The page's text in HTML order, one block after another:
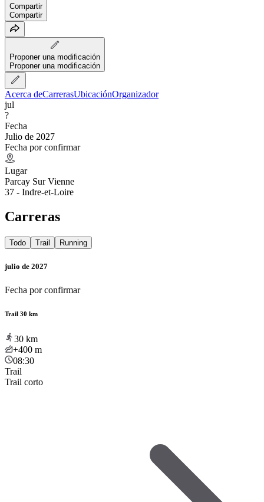
Compartir
Compartir
Proponer una modificación
Proponer una modificación
Acerca deCarrerasUbicaciónOrganizador
jul
?
Fecha
Julio de 2027
Fecha por confirmar
Lugar
Parcay Sur Vienne
37 - Indre-et-Loire
Carreras
Todo Trail Running
julio de 2027
Fecha por confirmar
Trail 30 km
30 km
+400 m
08:30
Trail
Trail corto